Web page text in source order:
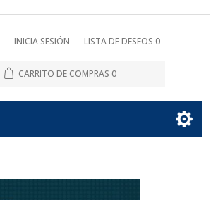
INICIA SESIÓN LISTA DE DESEOS 0
CARRITO DE COMPRAS 0